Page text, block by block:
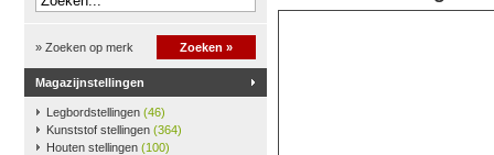
» Zoeken op merk Zoeken »
Magazijnstellingen
Legbordstellingen (46)
Kunststof stellingen (364)
Houten stellingen (100)